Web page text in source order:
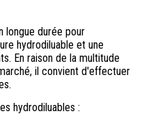
longue durée pour
hydrodiluable et une
En raison de la multitude
il convient d'effectuer
hydrodiluables :